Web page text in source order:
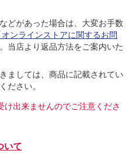
どがあった場合は、大変お手数
オンラインストアに関するお問
当店より返品方法をご案内いた
ましては、商品に記載されてい
ださい。
出来ませんのでご注意くださ
いて